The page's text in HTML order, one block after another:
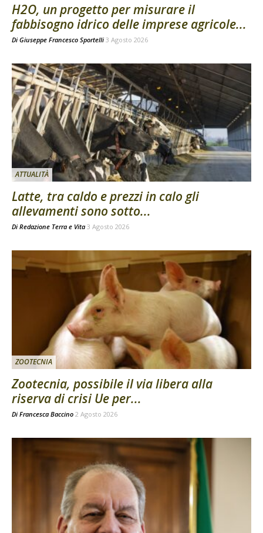
H2O, un progetto per misurare il
fabbisogno idrico delle imprese agricole...
Di Giuseppe Francesco Sportelli 3 Agosto 2026
ATTUALITÀ
Latte, tra caldo e prezzi in calo gli
allevamenti sono sotto...
Di Redazione Terra e Vita 3 Agosto 2026
ZOOTECNIA
Zootecnia, possibile il via libera alla
riserva di crisi Ue per...
Di Francesca Baccino 2 Agosto 2026